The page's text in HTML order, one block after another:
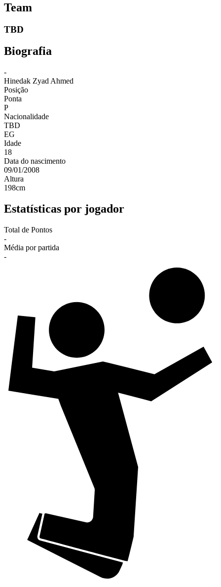
Team
TBD
Biografia
-
Hinedak Zyad Ahmed
Posição
Ponta
P
Nacionalidade
TBD
EG
Idade
18
Data do nascimento
09/01/2008
Altura
198cm
Estatísticas por jogador
Total de Pontos
-
Média por partida
-